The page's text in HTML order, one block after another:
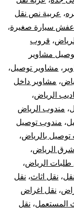
، عربية نص نقل
عفش سيارة صغيرة،
، قروب
مشاوير
، مشاوير توصيل،
، مشاوير داخل
الرياض،
، مندوب الرياض
، مندوب توصيل
بالرياض،
الرياض،
الرياض،
نقل، نقل اثاث، نقل
، نقل اغراض
المستعمل، نقل